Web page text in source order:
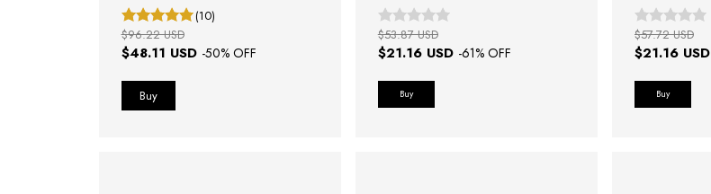
(10)
$48.11 USD -50% OFF
$96.22 USD
$21.16 USD -61% OFF
$53.87 USD
Buy
$21.16 USD
$57.72 USD
Buy